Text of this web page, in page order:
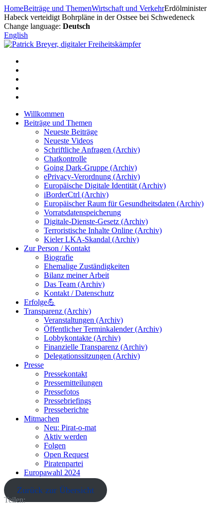
Zum
Inhalt
springen
HomeBeiträge und ThemenWirtschaft und VerkehrErdölminister
Habeck verteidigt Bohrpläne in der Ostsee bei Schwedeneck
Change language: Deutsch
English
Willkommen
Beiträge und Themen
Neueste Beiträge
Neueste Videos
Schriftliche Anfragen (Archiv)
Chatkontrolle
Going Dark-Gruppe (Archiv)
ePrivacy-Verordnung (Archiv)
Europäische Digitale Identität (Archiv)
iBorderCtrl (Archiv)
Europäischer Raum für Gesundheitsdaten (Archiv)
Vorratsdatenspeicherung
Digitale-Dienste-Gesetz (Archiv)
Terroristische Inhalte Online (Archiv)
Kieler LKA-Skandal (Archiv)
Zur Person / Kontakt
Biografie
Ehemalige Zuständigkeiten
Bilanz meiner Arbeit
Das Team (Archiv)
Kontakt / Datenschutz
Erfolge💪
Transparenz (Archiv)
Veranstaltungen (Archiv)
Öffentlicher Terminkalender (Archiv)
Lobbykontakte (Archiv)
Finanzielle Transparenz (Archiv)
Delegationssitzungen (Archiv)
Presse
Pressekontakt
Pressemitteilungen
Pressefotos
Pressebriefings
Presseberichte
Mitmachen
Neu: Pirat-o-mat
Aktiv werden
Folgen
Open Request
Piratenpartei
Europawahl 2024
Zurück zur Übersicht
Teilen: